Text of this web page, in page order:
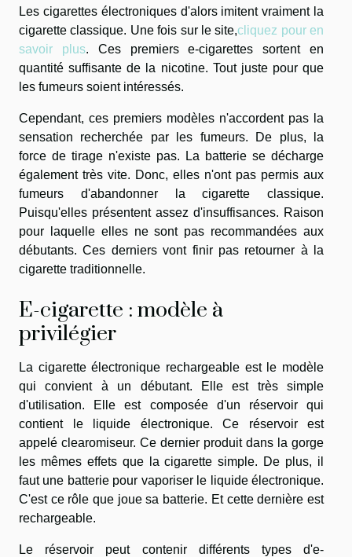
Les cigarettes électroniques d'alors imitent vraiment la
cigarette classique. Une fois sur le site,cliquez pour en
savoir plus. Ces premiers e-cigarettes sortent en
quantité suffisante de la nicotine. Tout juste pour que
les fumeurs soient intéressés.
Cependant, ces premiers modèles n'accordent pas la
sensation recherchée par les fumeurs. De plus, la
force de tirage n'existe pas. La batterie se décharge
également très vite. Donc, elles n'ont pas permis aux
fumeurs d'abandonner la cigarette classique.
Puisqu'elles présentent assez d'insuffisances. Raison
pour laquelle elles ne sont pas recommandées aux
débutants. Ces derniers vont finir pas retourner à la
cigarette traditionnelle.
E-cigarette : modèle à
privilégier
La cigarette électronique rechargeable est le modèle
qui convient à un débutant. Elle est très simple
d'utilisation. Elle est composée d'un réservoir qui
contient le liquide électronique. Ce réservoir est
appelé clearomiseur. Ce dernier produit dans la gorge
les mêmes effets que la cigarette simple. De plus, il
faut une batterie pour vaporiser le liquide électronique.
C'est ce rôle que joue sa batterie. Et cette dernière est
rechargeable.
Le réservoir peut contenir différents types d'e-